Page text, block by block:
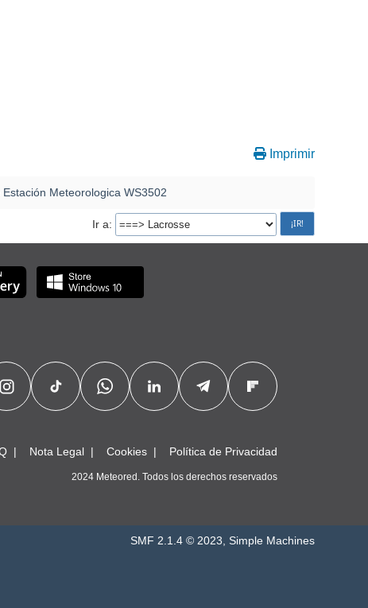
Imprimir
Estación Meteorologica WS3502
Ir a
Nota Legal Cookies Política de Privacidad
2024 Meteored. Todos los derechos reservados
SMF 2.1.4 © 2023, Simple Machines